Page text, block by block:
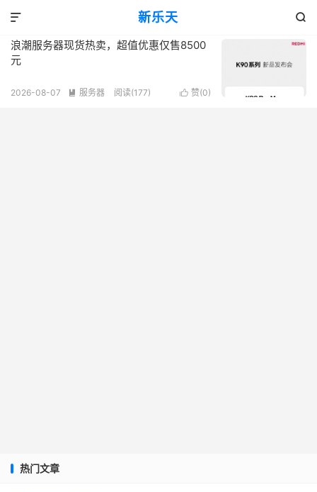
新乐天 
 共 1 篇文章
浪潮服务器现货热卖，超值优惠仅售8500
元
 赞(0)
2026-08-07  服务器 阅读(177)
热门文章